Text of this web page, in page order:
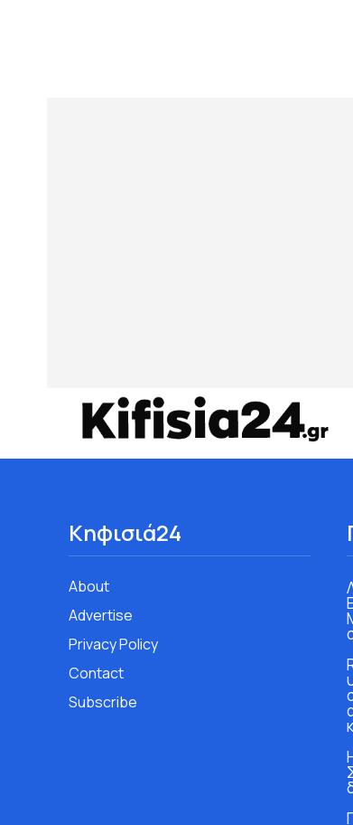
Κηφισιά24
About
Advertise
Privacy Policy
Contact
Subscribe